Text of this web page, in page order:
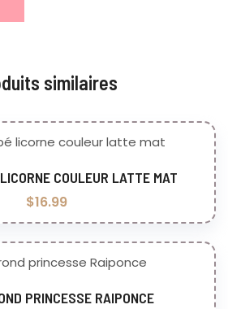
similaires
au panier
COULEUR LATTE MAT
$16.99
au panier
PRINCESSE RAIPONCE